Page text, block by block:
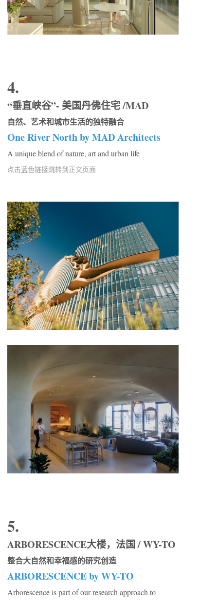
4.
“垂直峡谷”- 美国丹佛住宅 /MAD
自然、艺术和城市生活的独特融合
One River North by MAD Architects
A unique blend of nature, art and urban life
点击蓝色链接跳转到正文页面
5.
ARBORESCENCE大楼，法国 / WY-TO
整合大自然和幸福感的研究创造
ARBORESCENCE by WY-TO
Arborescence is part of our research approach to